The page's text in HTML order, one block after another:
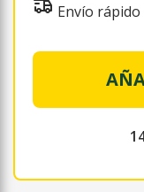
Envío